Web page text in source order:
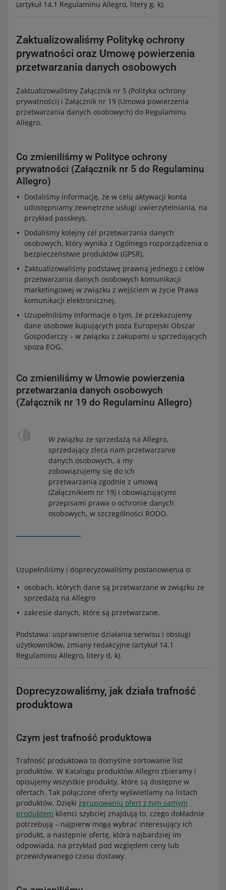
(artykuł 14.1 Regulaminu Allegro, litery g, k).
Zaktualizowaliśmy Politykę ochrony
prywatności oraz Umowę powierzenia
przetwarzania danych osobowych
Zaktualizowaliśmy Załącznik nr 5 (Polityka ochrony
prywatności) i Załącznik nr 19 (Umowa powierzenia
przetwarzania danych osobowych) do Regulaminu
Allegro.
Co zmieniliśmy w Polityce ochrony
prywatności (Załącznik nr 5 do Regulaminu
Allegro)
Dodaliśmy informację, że w celu aktywacji konta
udostępniamy zewnętrzne usługi uwierzytelniania, na
przykład passkeys.
Dodaliśmy kolejny cel przetwarzania danych
osobowych, który wynika z Ogólnego rozporządzenia o
bezpieczeństwie produktów (GPSR).
Zaktualizowaliśmy podstawę prawną jednego z celów
przetwarzania danych osobowych komunikacji
marketingowej w związku z wejściem w życie Prawa
komunikacji elektronicznej.
Uzupełniliśmy informacje o tym, że przekazujemy
dane osobowe kupujących poza Europejski Obszar
Gospodarczy – w związku z zakupami u sprzedających
spoza EOG.
Co zmieniliśmy w Umowie powierzenia
przetwarzania danych osobowych
(Załącznik nr 19 do Regulaminu Allegro)
W związku ze sprzedażą na Allegro,
sprzedający zleca nam przetwarzanie
danych osobowych, a my
zobowiązujemy się do ich
przetwarzania zgodnie z umową
(Załącznikiem nr 19) i obowiązującymi
przepisami prawa o ochronie danych
osobowych, w szczególności RODO.
Uzupełniliśmy i doprecyzowaliśmy postanowienia o:
osobach, których dane są przetwarzane w związku ze
sprzedażą na Allegro
zakresie danych, które są przetwarzane.
Podstawa: usprawnienie działania serwisu i obsługi
użytkowników, zmiany redakcyjne (artykuł 14.1
Regulaminu Allegro, litery d, k).
Doprecyzowaliśmy, jak działa trafność
produktowa
Czym jest trafność produktowa
Trafność produktowa to domyślne sortowanie list
produktów. W Katalogu produktów Allegro zbieramy i
opisujemy wszystkie produkty, które są dostępne w
ofertach. Tak połączone oferty wyświetlamy na listach
produktów. Dzięki zgrupowaniu ofert z tym samym
produktem klienci szybciej znajdują to, czego dokładnie
potrzebują – najpierw mogą wybrać interesujący ich
produkt, a następnie ofertę, która najbardziej im
odpowiada, na przykład pod względem ceny lub
przewidywanego czasu dostawy.